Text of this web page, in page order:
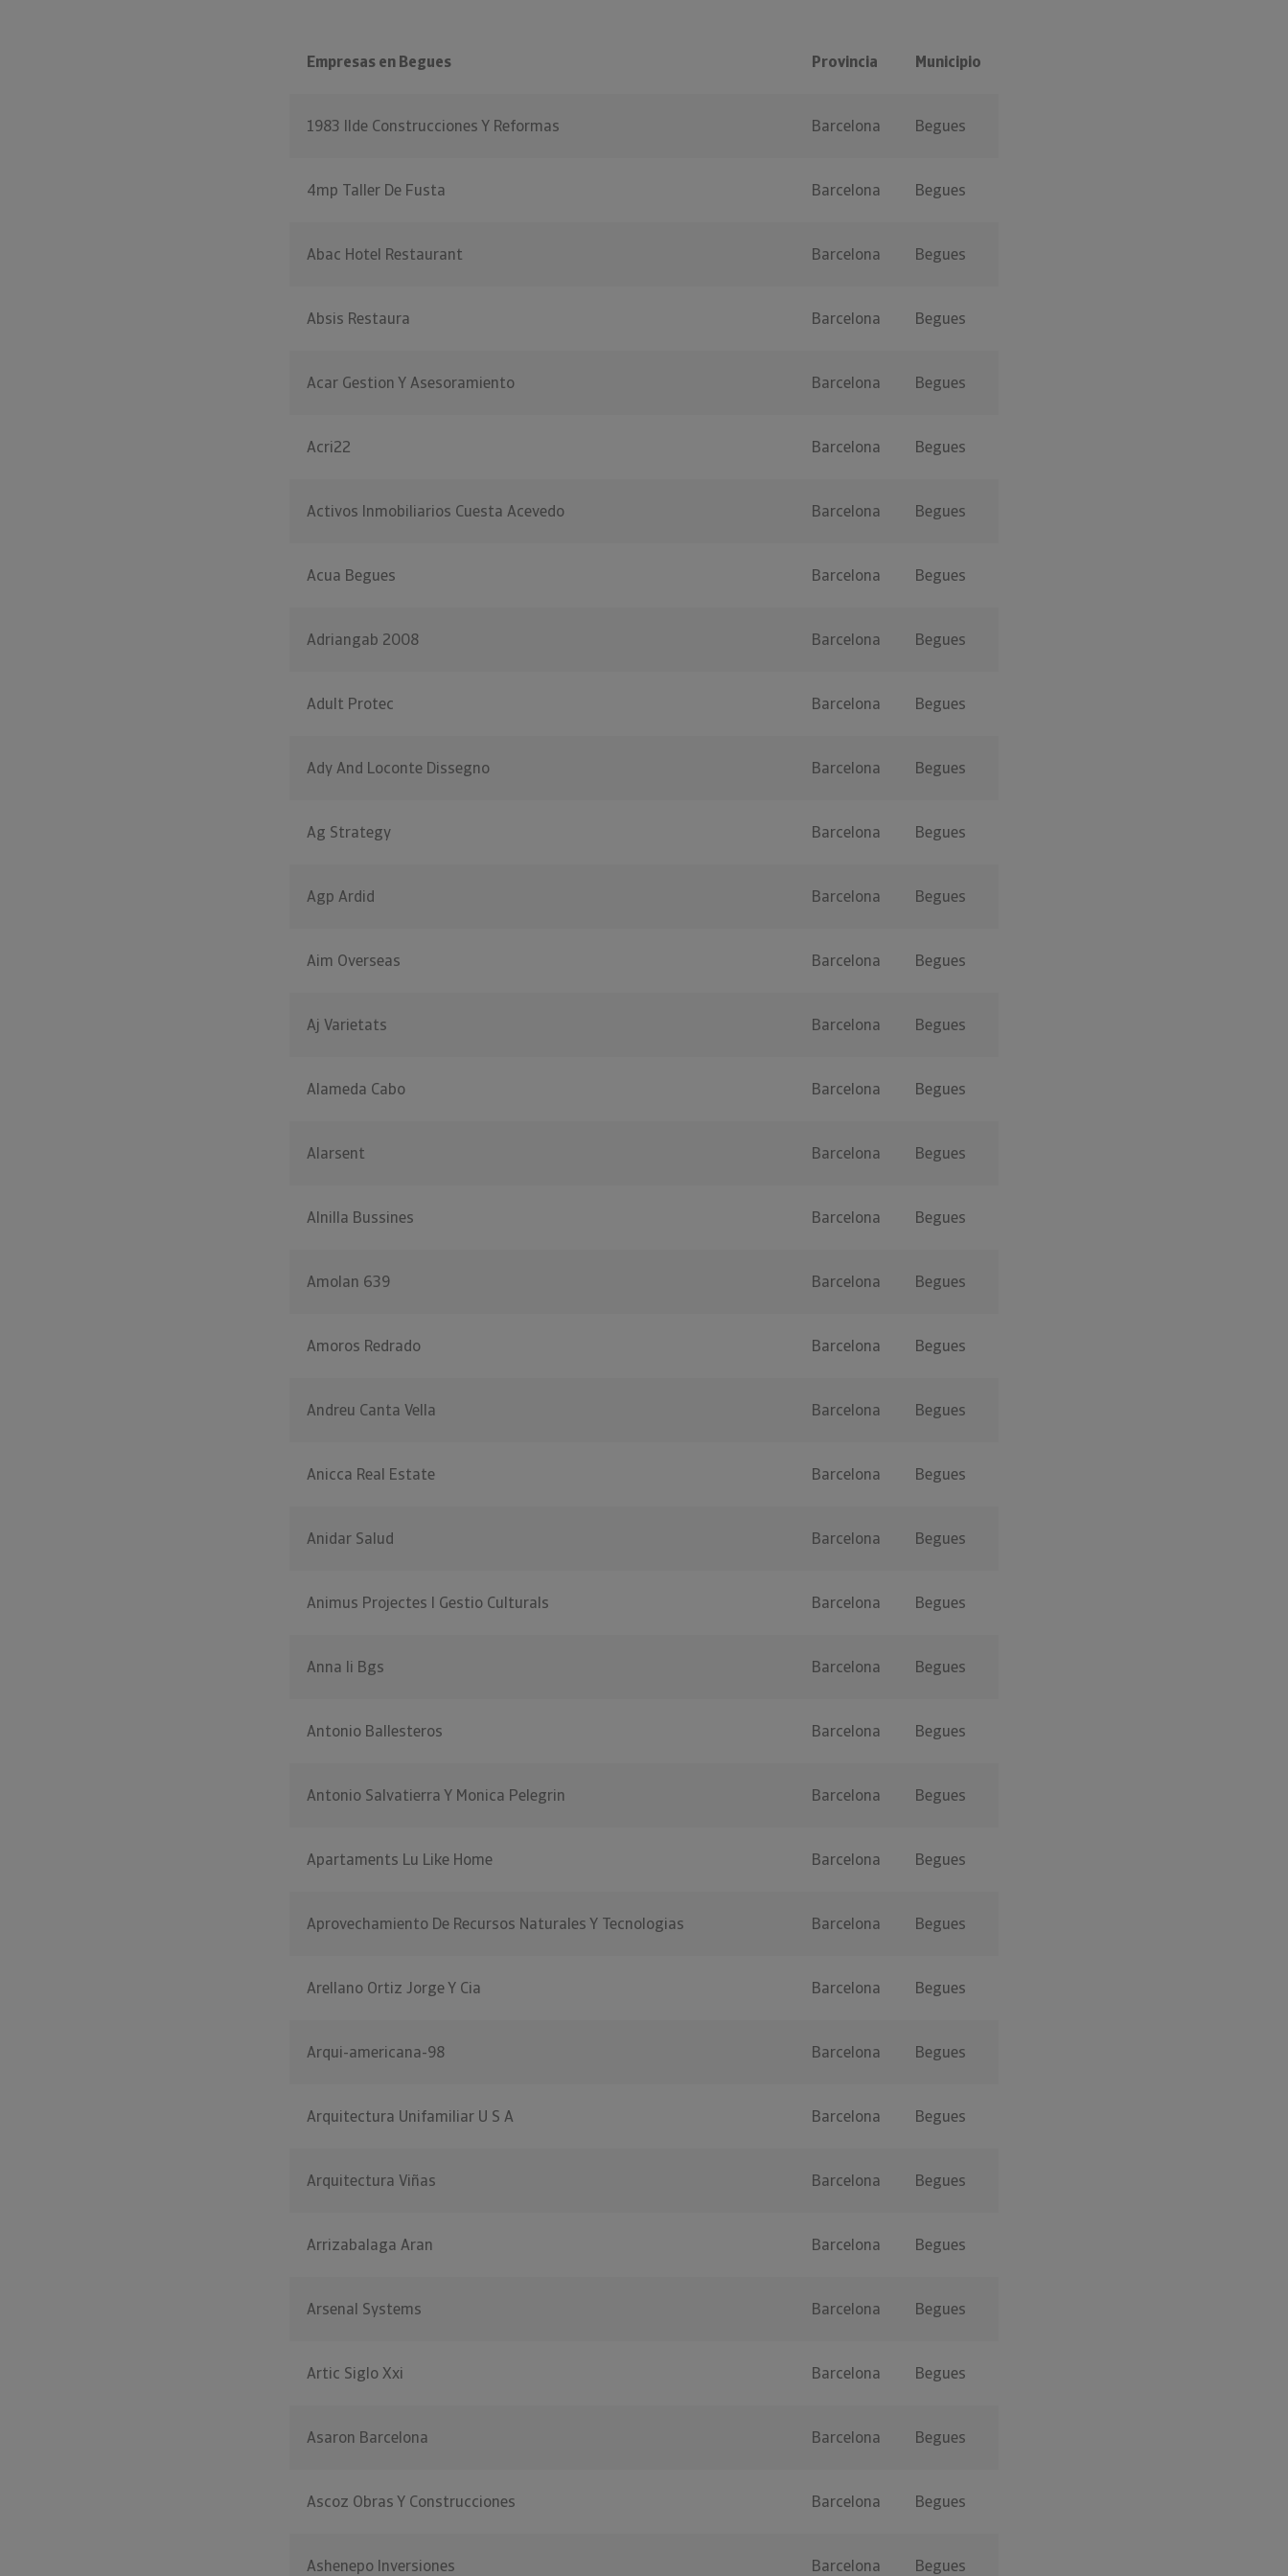
Empresas en Begues Provincia Municipio
1983 Ilde Construcciones Y Reformas Barcelona Begues
4mp Taller De Fusta Barcelona Begues
Abac Hotel Restaurant Barcelona Begues
Absis Restaura Barcelona Begues
Acar Gestion Y Asesoramiento Barcelona Begues
Acri22 Barcelona Begues
Activos Inmobiliarios Cuesta Acevedo Barcelona Begues
Acua Begues Barcelona Begues
Adriangab 2008 Barcelona Begues
Adult Protec Barcelona Begues
Ady And Loconte Dissegno Barcelona Begues
Ag Strategy Barcelona Begues
Agp Ardid Barcelona Begues
Aim Overseas Barcelona Begues
Aj Varietats Barcelona Begues
Alameda Cabo Barcelona Begues
Alarsent Barcelona Begues
Alnilla Bussines Barcelona Begues
Amolan 639 Barcelona Begues
Amoros Redrado Barcelona Begues
Andreu Canta Vella Barcelona Begues
Anicca Real Estate Barcelona Begues
Anidar Salud Barcelona Begues
Animus Projectes I Gestio Culturals Barcelona Begues
Anna Ii Bgs Barcelona Begues
Antonio Ballesteros Barcelona Begues
Antonio Salvatierra Y Monica Pelegrin Barcelona Begues
Apartaments Lu Like Home Barcelona Begues
Aprovechamiento De Recursos Naturales Y Tecnologias Barcelona Begues
Arellano Ortiz Jorge Y Cia Barcelona Begues
Arqui-americana-98 Barcelona Begues
Arquitectura Unifamiliar U S A Barcelona Begues
Arquitectura Viñas Barcelona Begues
Arrizabalaga Aran Barcelona Begues
Arsenal Systems Barcelona Begues
Artic Siglo Xxi Barcelona Begues
Asaron Barcelona Barcelona Begues
Ascoz Obras Y Construcciones Barcelona Begues
Ashenepo Inversiones Barcelona Begues